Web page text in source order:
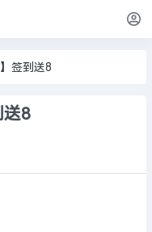
签到送8
送8